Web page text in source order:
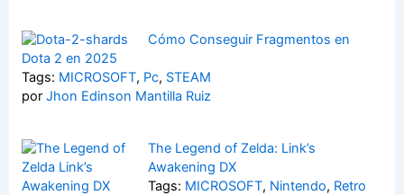
Cómo Conseguir Fragmentos en
Dota 2 en 2025
Tags: MICROSOFT, Pc, STEAM
porJhon Edinson Mantilla Ruiz
The Legend of Zelda: Link’s
Awakening DX
Tags: MICROSOFT, Nintendo, Retro